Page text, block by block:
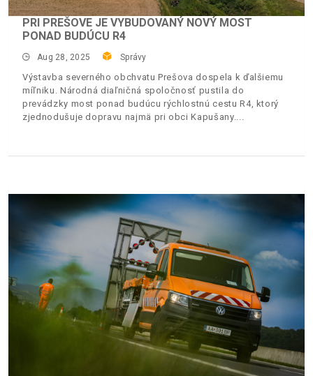
PRI PREŠOVE JE VYBUDOVANÝ NOVÝ MOST
PONAD BUDÚCU R4
Aug 28, 2025 Správy
Výstavba severného obchvatu Prešova dospela k ďalšiemu
míľniku. Národná diaľničná spoločnosť pustila do
prevádzky most ponad budúcu rýchlostnú cestu R4, ktorý
zjednodušuje dopravu najmä pri obci Kapušany.